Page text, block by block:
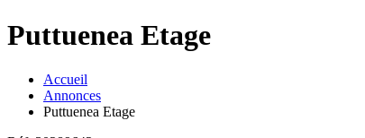
Puttuenea Etage
Accueil
Annonces
Puttuenea Etage